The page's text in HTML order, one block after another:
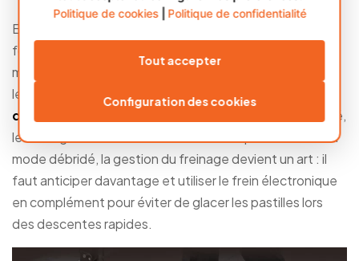
En termes de physique, l’énergie cinétique obéit à une
formule simple. En passant de 25 km/h à 45 km/h, vous
multipliez la vitesse par 1,8, mais l’énergie à dissiper par
les freins est multipliée par plus de 3.
C’est là que les
disques de 160 mm font la différence
. En mode bridé,
le freinage est instantané et nécessite peu d’effort. En
mode débridé, la gestion du freinage devient un art : il
faut anticiper davantage et utiliser le frein électronique
en complément pour éviter de glacer les pastilles lors
des descentes rapides.
Politique de cookies
Politique de confidentialité
Tout accepter
Configuration des cookies